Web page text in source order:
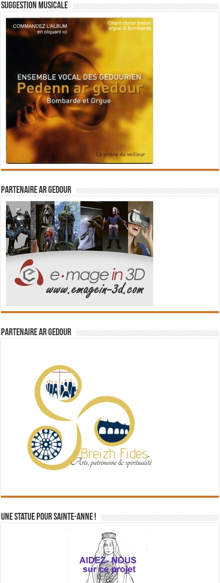
Suggestion musicale
Partenaire Ar Gedour
Partenaire Ar Gedour
Une statue pour Sainte-Anne !